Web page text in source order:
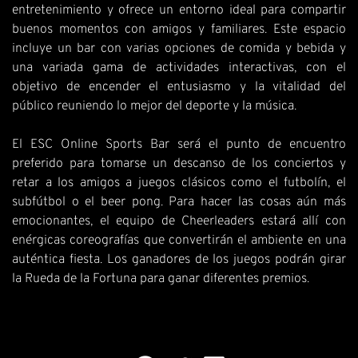
entretenimiento y ofrece un entorno ideal para compartir
buenos momentos con amigos y familiares. Este espacio
incluye un bar con varias opciones de comida y bebida y
una variada gama de actividades interactivas, con el
objetivo de encender el entusiasmo y la vitalidad del
público reuniendo lo mejor del deporte y la música.
El ESC Online Sports Bar será el punto de encuentro
preferido para tomarse un descanso de los conciertos y
retar a los amigos a juegos clásicos como el futbolín, el
subfútbol o el beer pong. Para hacer las cosas aún más
emocionantes, el equipo de Cheerleaders estará allí con
enérgicas coreografías que convertirán el ambiente en una
auténtica fiesta. Los ganadores de los juegos podrán girar
la Rueda de la Fortuna para ganar diferentes premios.